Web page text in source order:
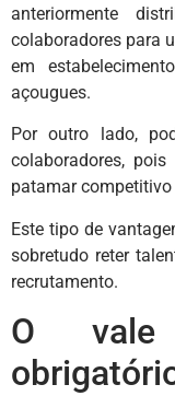
anteriormente
colaboradores para
em
açougues.
Por outro lado,
colaboradores,
patamar competitivo
Este tipo de
sobretudo reter
recrutamento.
O vale